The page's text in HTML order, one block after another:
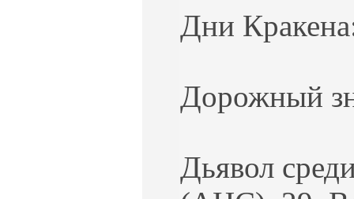
Дни
Дорожный
Дьявол